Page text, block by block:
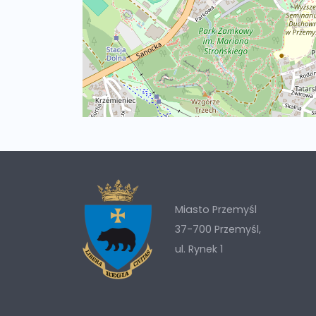
Miasto Przemyśl
37-700 Przemyśl,
ul. Rynek 1